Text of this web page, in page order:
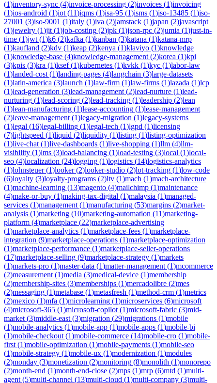
(1)inventory-sync (4)invoice-processing (2)invoices (1)invoicing
(1)ios-android (1)iot (11)iqms (1)isa-95 (1)isms (1)iso-13485 (1)iso-
27001 (3)iso-9001 (1)italy (1)iva (2)jamstack (1)japan (2)javascript
(1)jewelry (1)jit (1)job-costing (2)jpk (1)json-rpc (2)jumia (1)just-in-
time (1)jwt (1)k6 (2)kafka (1)kanban (3)katana (1)katana-mrp
(1)kaufland (2)kdv (1)keap (2)kenya (1)klaviyo (1)knowledge
(1)knowledge-base (4)knowledge-management (2)korea (1)kpi
(3)kpis (3)kra (1)ksef(1)kubernetes (1)kvkk (1)kyc (1)labor-law
(1)landed-cost (1)landing-pages (4)langchain (3)large-datasets
(1)latin-america (3)launch (1)law-firm (1)law-firms (1)lazada (1)lcp
(1)lead-generation (3)lead-management (2)lead-nurture (1)lead-
nurturing (1)lead-scoring (2)lead-tracking (1)leadership (2)lean
(1)lean-manufacturing (1)lease-accounting (1)lease-management
(2)leave-management (1)legacy-migration (1)legacy-systems
(1)legal (16)legal-billing (1)legal-tech (1)lgpd (1)licensing
(7)lightspeed (1)liquid (2)liquidity (1)listing (1)listing-optimization
(1)live-chat (1)live-dashboards (1)live-shopping (1)llm (4)llm-
visibility (1)lms (3)load-balancing (1)load-testing (3)local (1)local-
seo (4)localization (24)logging (1)logistics (14)logistics-analytics
(1)lohnsteuer(1)looker(2)looker-studio (2)lot-tracking (1)low-code
(6)loyalty (3)loyalty-programs (2)ltv (1)mach (1)mach-architecture
(1)machine-learning (13)magento (4)mailchimp (1)maintenance
(4)make-or-buy (1)making-tax-digital (1)malaysia (1)managed-
services (1)management (1)manufacturing (53)margins (2)market-
analysis (1)marketing (10)marketing-automation (11)marketing-
platform (4)marketplace (22)marketplace-advertising
(1)marketplace-analytics (1)marketplace-fees (1)marketplace-
integration (9)marketplace-operations (1)marketplace-optimization
(1)marketplace-performance (1)marketplace-seller-operations
(17)marketplace-selling (9)marketplace-strategy (1)markets
(1)markets-pro (1)master-data (1)matter-management (1)mcommerce
(2)measurement (1)media (3)medical-device (1)membership
(2)membership-sites (3)memberships (1)mercadolibre (2)mes
(2)messaging (1)metabase (1)metasfresh (1)method-crm (1)metrics
(2)mexico (1)mfa (1)microlearning (1)microservices (6)microsoft
(4)microsoft-365 (1)microsoft-copilot (1)microsoft-fabric (3)mid-
market (3)middle-east (3)migration (29)migrations (1)mobile
(1)mobile-analytics (1)mobile-app (1)mobile-apps (1)mobile-bi
(1)mobile-checkout (1)mobile-commerce (14)mobile-cro (1)mobile-
first (1)mobile-optimization (1)mobile-payments (1)mobile-seo
(1)mobile-strategy (1)mobile-ux (1)modernization (1)modules
(2)monday (3)monetization (2)monitoring (8)monolith (1)monorepo
(2)month-end (1)month-end-close (2)mps (1)mrp (6)mtd (1)multi-
agent (5)multi-channel (13)multi-cloud (1)multi-company (3)multi-